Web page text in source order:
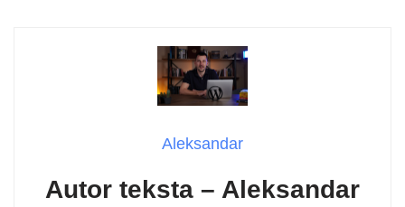
Aleksandar
Autor teksta – Aleksandar